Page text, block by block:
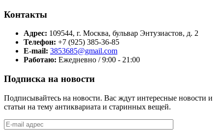
Контакты
Адрес: 109544, г. Москва, бульвар Энтузиастов, д. 2
Телефон: +7 (925) 385-36-85
E-mail: 3853685@gmail.com
Работаю: Ежедневно / 9:00 - 21:00
Подписка на новости
Подписывайтесь на новости. Вас ждут интересные новости и
статьи на тему антиквариата и старинных вещей.